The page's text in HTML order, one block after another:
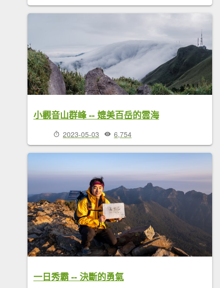
小觀音山群峰 -- 媲美百岳的雲海
2023-05-03 6,754
一日秀霸 -- 決斷的勇氣